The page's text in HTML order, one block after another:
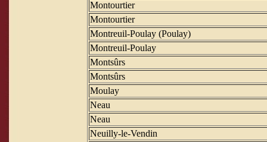
Montourtier
Montourtier
Montreuil-Poulay (Poulay)
Montreuil-Poulay
Montsûrs
Montsûrs
Moulay
Neau
Neau
Neuilly-le-Vendin